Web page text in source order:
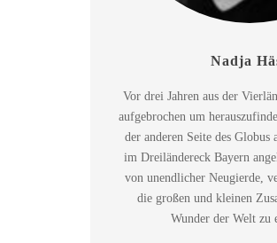
Nadja
Vor drei Jahren aus der
aufgebrochen um
der anderen Seite des Globus
im Dreiländereck Bayern
von unendlicher Neugierde,
die großen und kleinen
Wunder der Welt zu